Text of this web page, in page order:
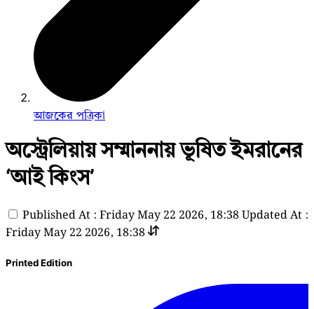
আজকের পত্রিকা
অস্ট্রেলিয়ায় সম্মাননায় ভূষিত ইমরানের
‘আই কিংস’
Published At : Friday May 22 2026, 18:38Updated At :
Friday May 22 2026, 18:38
Printed Edition